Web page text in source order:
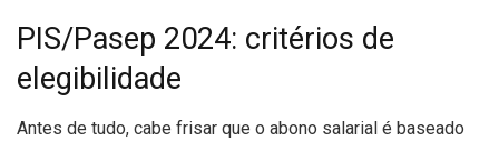
PIS/Pasep 2024: critérios de
elegibilidade
Antes de tudo, cabe frisar que o abono salarial é baseado